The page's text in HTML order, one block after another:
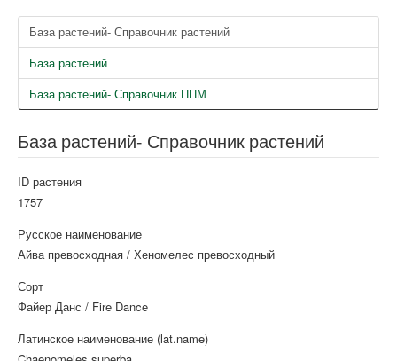
База растений- Справочник растений
База растений
База растений- Справочник ППМ
База растений- Справочник растений
ID растения
1757
Русское наименование
Айва превосходная / Хеномелес превосходный
Сорт
Файер Данс / Fire Dance
Латинское наименование (lat.name)